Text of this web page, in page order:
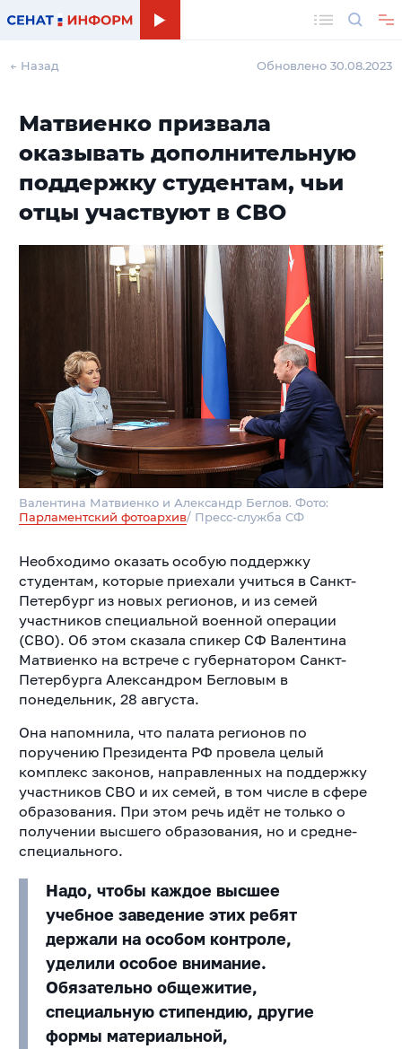
← Назад Обновлено 30.08.2023
Матвиенко призвала
оказывать дополнительную
поддержку студентам, чьи
отцы участвуют в СВО
Валентина Матвиенко и Александр Беглов. Фото:
Парламентский фотоархив/ Пресс-служба СФ
Необходимо оказать особую поддержку
студентам, которые приехали учиться в Санкт-
Петербург из новых регионов, и из семей
участников специальной военной операции
(СВО). Об этом сказала спикер СФ Валентина
Матвиенко на встрече с губернатором Санкт-
Петербурга Александром Бегловым в
понедельник, 28 августа.
Она напомнила, что палата регионов по
поручению Президента РФ провела целый
комплекс законов, направленных на поддержку
участников СВО и их семей, в том числе в сфере
образования. При этом речь идёт не только о
получении высшего образования, но и средне-
специального.
Надо, чтобы каждое высшее
учебное заведение этих ребят
держали на особом контроле,
уделили особое внимание.
Обязательно общежитие,
специальную стипендию, другие
формы материальной,